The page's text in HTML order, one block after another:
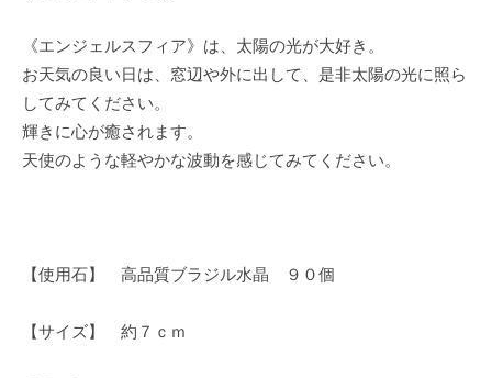
《エンジェルスフィア》は、太陽の光が大好き。
お天気の良い日は、窓辺や外に出して、是非太陽の光に照ら
してみてください。
輝きに心が癒されます。
天使のような軽やかな波動を感じてみてください。
【使用石】 高品質ブラジル水晶 ９０個
【サイズ】 約７ｃｍ